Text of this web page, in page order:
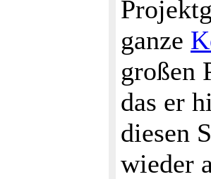
ganze
großen
das er
diesen
wieder